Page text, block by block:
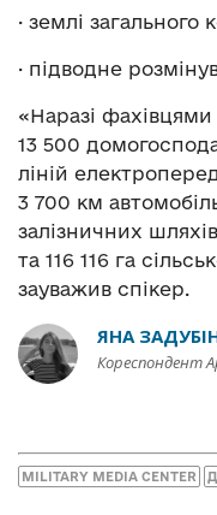
· землі загального
· підводне
«Наразі
13 500
ліній
3 700 км
залізничних
та 116 116 га
зауважив спікер.
ЯНА
Кореспондент
MILITARY MEDIA CENTER